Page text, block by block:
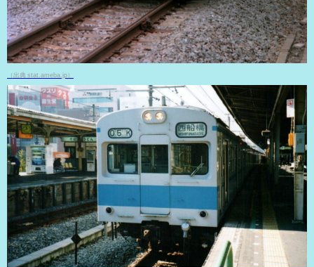
（出典 stat.ameba.jp）